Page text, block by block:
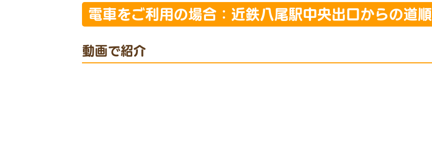
電車をご利用の場合：近鉄八尾駅中央出口からの道順
動画で紹介